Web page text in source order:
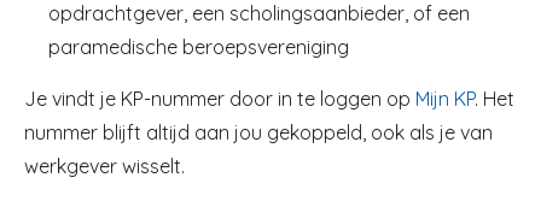
opdrachtgever, een scholingsaanbieder, of een
paramedische beroepsvereniging
Je vindt je KP-nummer door in te loggen op Mijn KP. Het
nummer blijft altijd aan jou gekoppeld, ook als je van
werkgever wisselt.